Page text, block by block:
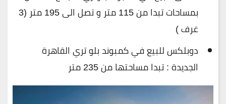
بمساحات تبدا من 115 متر و تصل الى 195 متر (3
غرف )
دوبلكس للبيع في كمبوند بلو تري القاهرة
الجديدة : تبدا مساحتها من 235 متر